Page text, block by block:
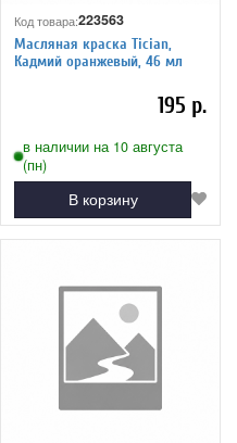
Код товара:223563
Масляная краска Tician,
Кадмий оранжевый, 46 мл
195 р.
в наличии на 10 августа
(пн)
В корзину